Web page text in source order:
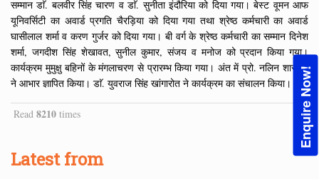
Enquire Now!
सम्मान डाॅ. बलवीर सिंह चारण व डाॅ. सुनीता इंदौरिया को दिया गया। बेस्ट वूमन आफ
यूनिवर्सिटी का अवार्ड प्रगति चैरड़िया को दिया गया तथा श्रेष्ठ कर्मचारी का अवार्ड
घासीलाल शर्मा व करण गुर्जर को दिया गया। बी वर्ग के श्रेष्ठ कर्मचारी का सम्मान दिनेश
शर्मा, जगदीश सिंह शेखावत, सुनील कुमार, संजय व मनोज को प्रदान किया गया।
कार्यक्रम मुमुक्षु बहिनों के मंगलाचरण से प्रारम्भ किया गया। अंत में प्रो. नलिन शास्त्री
ने आभार ज्ञापित किया। डाॅ. युवराज सिंह खांगारोत ने कार्यक्रम का संचालन किया।
Read 8210 times
Latest from